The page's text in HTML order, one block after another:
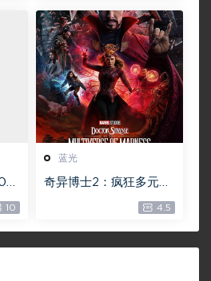
下载】
10
蓝光
奇异博士2：疯狂多元宇
Doctor Strange in th
e Multiverse of Madn
ess 60GB
4.5